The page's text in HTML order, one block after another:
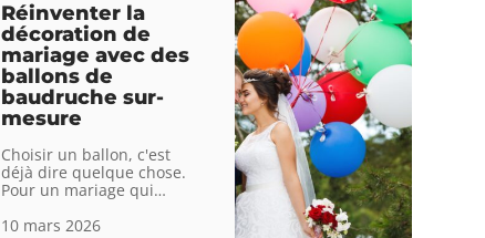
Réinventer la
décoration de
mariage avec des
ballons de
baudruche sur-
mesure
Choisir un ballon, c'est
déjà dire quelque chose.
Pour un mariage qui…
10 mars 2026